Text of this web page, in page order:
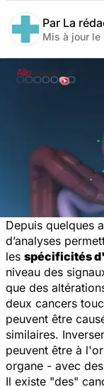
Par La
Mis à jour le
Depuis quelques
d’analyses
les spécificités
niveau des
que des
deux cancers
peuvent être
similaires.
peuvent être à
organe - avec
Il existe "des"